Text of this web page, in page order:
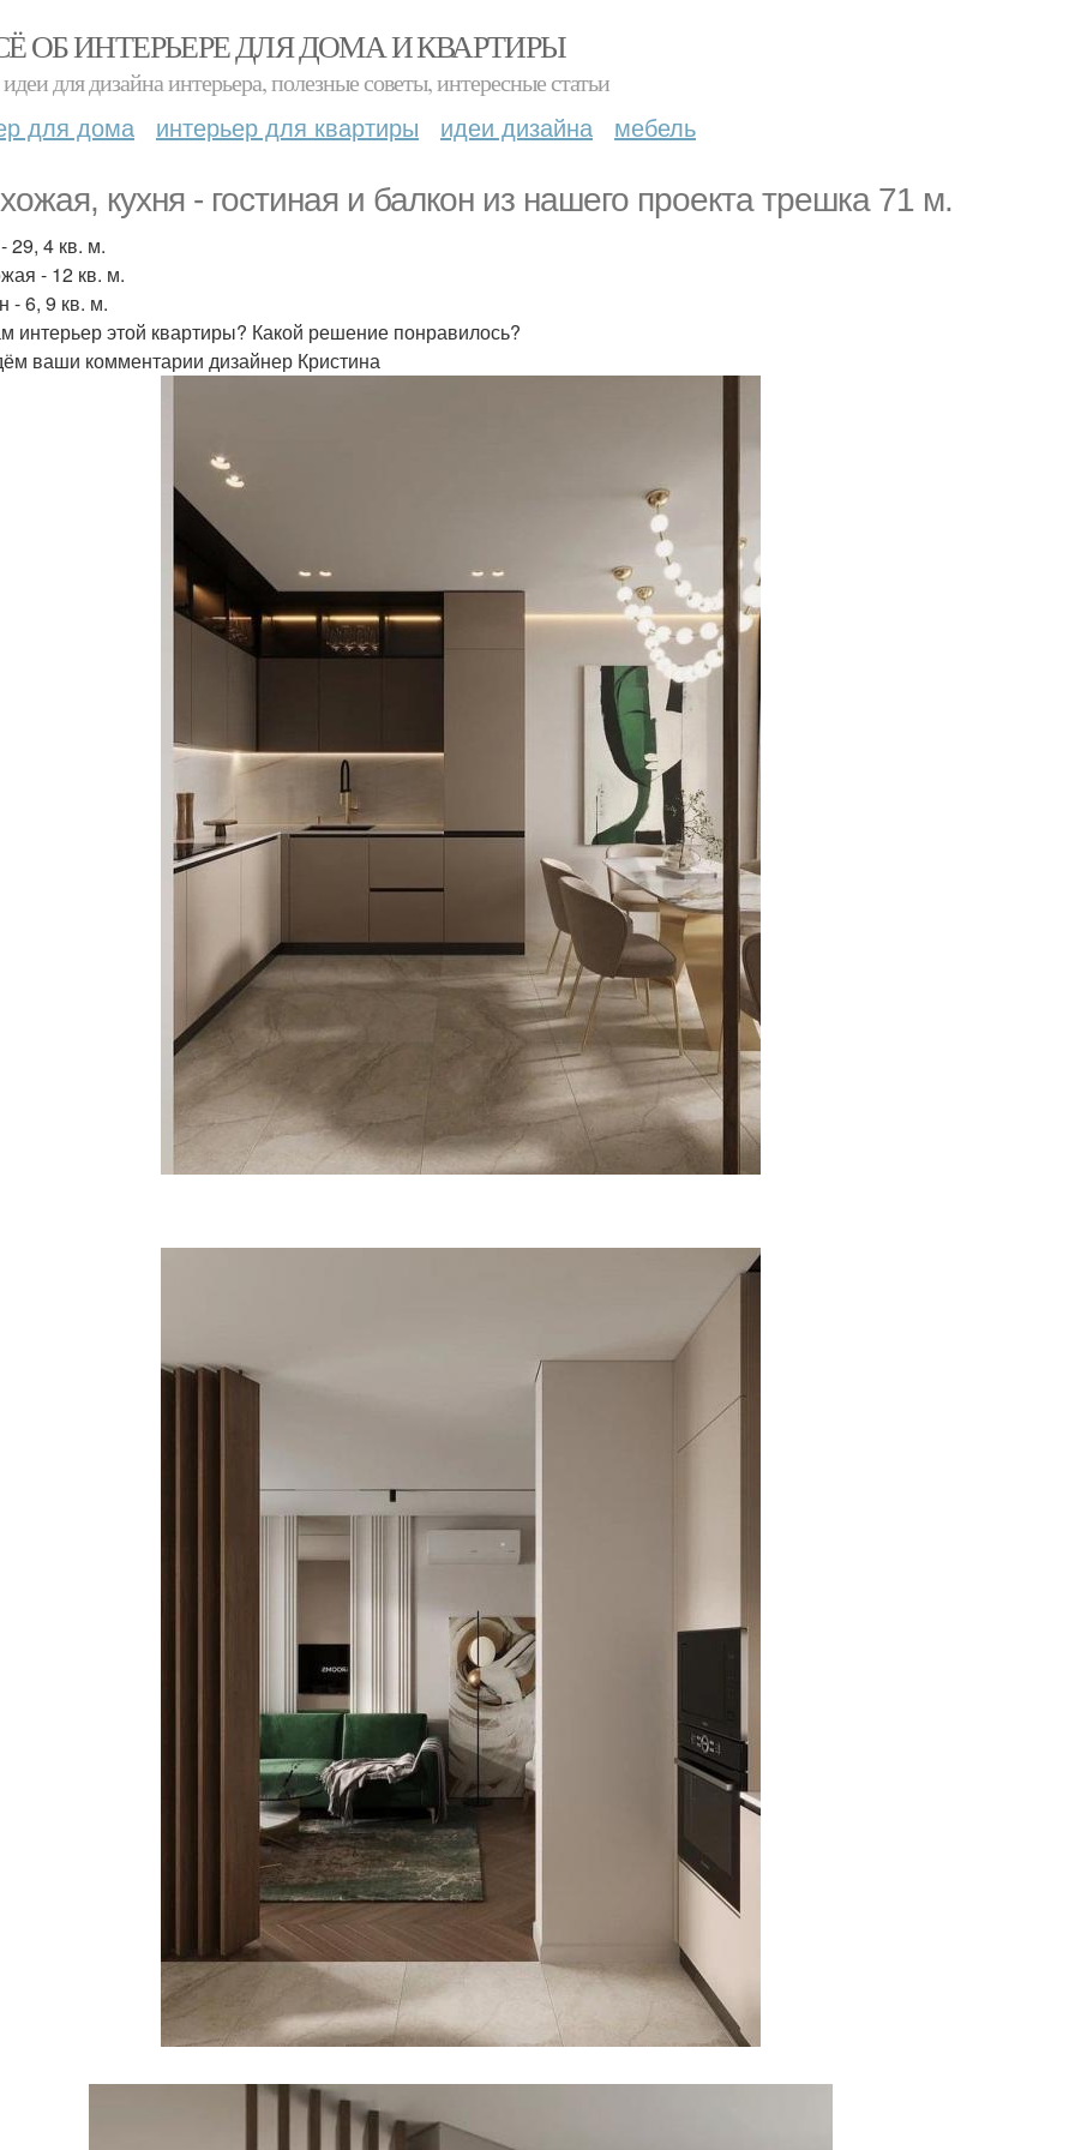
ОБ ИНТЕРЬЕРЕ ДЛЯ ДОМА И КВАРТИРЫ
для дизайна интерьера, полезные советы, интересные статьи
для дома интерьер для квартиры идеи дизайна мебель
кухня - гостиная и балкон из нашего проекта трешка 71 м.
29, 4 кв. м.
- 12 кв. м.
- 6, 9 кв. м.
интерьер этой квартиры? Какой решение понравилось?
ваши комментарии дизайнер Кристина